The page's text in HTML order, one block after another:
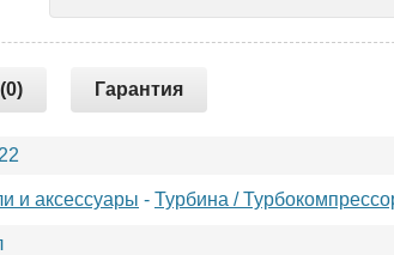
Гарантия
и аксессуары - Турбина /